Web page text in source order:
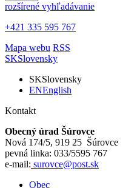
rozšírené vyhľadávanie
+421 335 595 767
Mapa webu RSS
SKSlovensky
SKSlovensky
ENEnglish
Kontakt
Obecný úrad Šúrovce
Nová 174/5, 919 25 Šúrovce
pevná linka: 033/5595 767
e-mail: surovce@post.sk
Obec